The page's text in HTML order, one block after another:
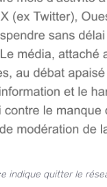
indique quitter le